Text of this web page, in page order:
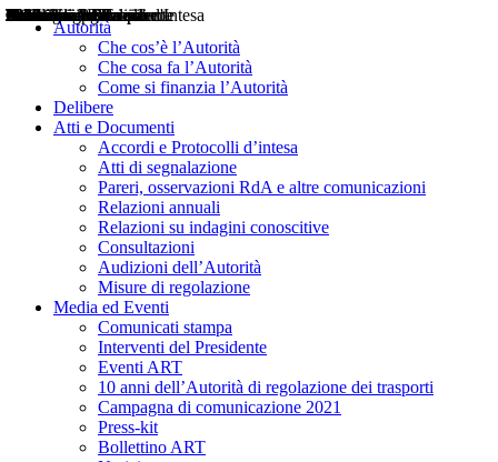
Autorità
Che cos’è l’Autorità
Che cosa fa l’Autorità
Come si finanzia l’Autorità
Delibere
Atti e Documenti
Accordi e Protocolli d’intesa
Atti di segnalazione
Pareri, osservazioni RdA e altre comunicazioni
Relazioni annuali
Relazioni su indagini conoscitive
Consultazioni
Audizioni dell’Autorità
Misure di regolazione
Media ed Eventi
Comunicati stampa
Interventi del Presidente
Eventi ART
10 anni dell’Autorità di regolazione dei trasporti
Campagna di comunicazione 2021
Press-kit
Bollettino ART
Delibere
Pareri
Consultazioni
Audizioni
Atti di Segnalazione
Accordi e Protocolli d'Intesa
Relazioni annuali
Misure di regolazione
Notizie
Comunicati Stampa
Bollettini ART
Convegni ART
Interviste del Presidente
Articoli in primo piano
Interventi del Presidente
2004
2005
2010
2013
2014
2015
2016
2017
2018
2019
202
2020
2021
2022
2023
2024
2025
2026
Aereo
Marittimo
Terrestre